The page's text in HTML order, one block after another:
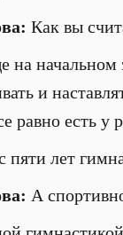
Как вы
на начальном
и
равно есть
пяти лет
А